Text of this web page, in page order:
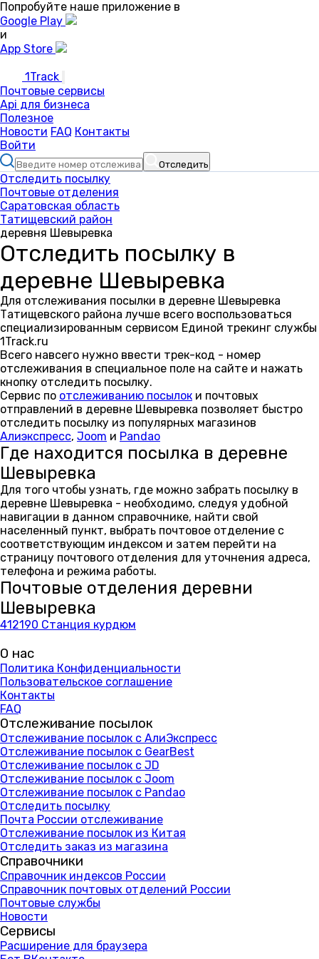
Попробуйте наше приложение в
Google Play
и
App Store
1Track
Почтовые сервисы
Api для бизнеса
Полезное
Новости FAQ Контакты
Войти
Отследить
Отследить посылку
Почтовые отделения
Саратовская область
Татищевский район
деревня Шевыревка
Отследить посылку в
деревне Шевыревка
Для отслеживания посылки в деревне Шевыревка
Татищевского района лучше всего воспользоваться
специализированным сервисом Единой трекинг службы
1Track.ru
Всего навсего нужно ввести трек-код - номер
отслеживания в специальное поле на сайте и нажать
кнопку отследить посылку.
Сервис по отслеживанию посылок и почтовых
отправлений в деревне Шевыревка позволяет быстро
отследить посылку из популярных магазинов
Алиэкспресс, Joom и Pandao
Где находится посылка в деревне
Шевыревка
Для того чтобы узнать, где можно забрать посылку в
деревне Шевыревка - необходимо, следуя удобной
навигации в данном справочнике, найти свой
населенный пункт, выбрать почтовое отделение с
соответствующим индексом и затем перейти на
страницу почтового отделения для уточнения адреса,
телефона и режима работы.
Почтовые отделения деревни
Шевыревка
412190 Станция курдюм
О нас
Политика Конфиденциальности
Пользовательское соглашение
Контакты
FAQ
Отслеживание посылок
Отслеживание посылок с АлиЭкспресс
Отслеживание посылок с GearBest
Отслеживание посылок с JD
Отслеживание посылок с Joom
Отслеживание посылок с Pandao
Отследить посылку
Почта России отслеживание
Отслеживание посылок из Китая
Отследить заказ из магазина
Справочники
Справочник индексов России
Справочник почтовых отделений России
Почтовые службы
Новости
Сервисы
Расширение для браузера